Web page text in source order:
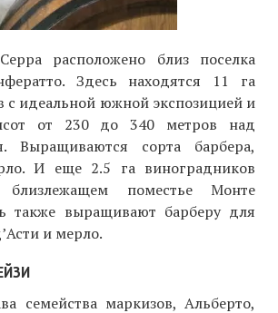
расположено близ поселка
Здесь находятся 11 га
с идеальной южной экспозицией и
от 230 до 340 метров над
Выращиваются сорта барбера,
И еще 2.5 га виноградников
поместье Монте
также выращивают барберу для
и мерло.
семейства маркизов, Альберто,